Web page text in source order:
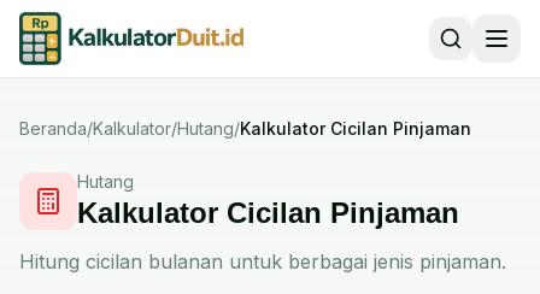
Beranda/Kalkulator/Hutang/Kalkulator Cicilan Pinjaman
Hutang
Kalkulator Cicilan Pinjaman
Hitung cicilan bulanan untuk berbagai jenis pinjaman.